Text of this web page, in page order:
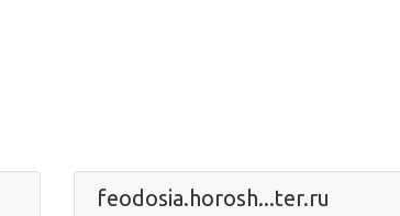
feodosia.horosh...ter.ru